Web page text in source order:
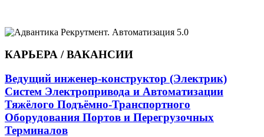
КАРЬЕРА / ВАКАНСИИ
Ведущий инженер-конструктор (Электрик)
Систем Электропривода и Автоматизации
Тяжёлого Подъёмно-Транспортного
Оборудования Портов и Перегрузочных
Терминалов